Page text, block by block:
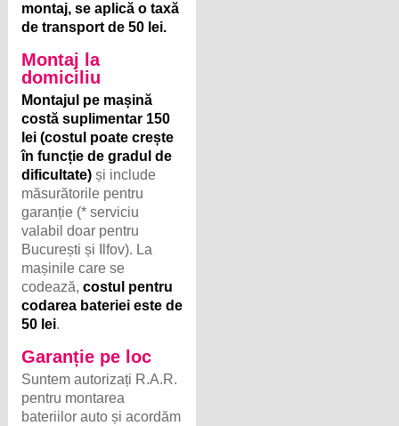
montaj, se aplică o taxă
de transport de 50 lei.
Montaj la
domiciliu
Montajul pe mașină
costă suplimentar 150
lei (costul poate crește
în funcție de gradul de
dificultate) și include
măsurătorile pentru
garanție (* serviciu
valabil doar pentru
București și Ilfov). La
mașinile care se
codează,costul pentru
codarea bateriei este de
50 lei.
Garanție pe loc
Suntem autorizați R.A.R.
pentru montarea
bateriilor auto și acordăm